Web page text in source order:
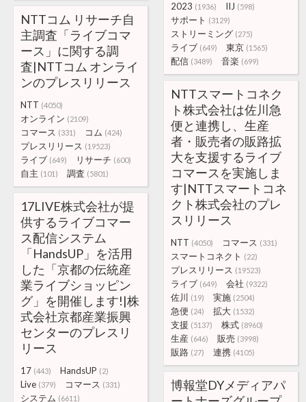
2023 (1936) IIJ (598)
サポート (3129)
ストリーミング (275)
ライブ (649) 東京 (1565)
配信 (3489) 音楽 (699)
NTTコム リサーチ自
主調査「ライブコマ
ース」に関する調
査|NTTコム オンライ
ンのプレスリリース
NTT (4050)
オンライン (2109)
コマース (331) コム (424)
プレスリリース (19523)
ライブ (649) リサーチ (600)
自主 (101) 調査 (5801)
NTTスマートコネク
ト株式会社は佐川急
便と連携し、生産
者・販売者の販路拡
大を支援するライブ
コマースを実施しま
す|NTTスマートコネ
クト株式会社のプレ
スリリース
NTT (4050) コマース (331)
スマートコネクト (22)
プレスリリース (19523)
ライブ (649) 会社 (9322)
佐川 (19) 実施 (2504)
急便 (24) 拡大 (1532)
支援 (5137) 株式 (8960)
生産 (646) 販売 (3998)
販路 (27) 連携 (4105)
17LIVE株式会社が提
供するライブコマー
ス配信システム
「HandsUP」を活用
した「京都の伝統産
業ライブショッピン
グ」を開催します!|株
式会社京都産業振興
センターのプレスリ
リース
17 (443) HandsUP (2)
Live (379) コマース (331)
システム (6611)
博報堂DYメディアパ